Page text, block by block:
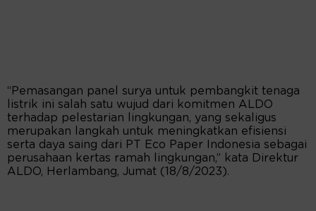
“Pemasangan panel surya untuk pembangkit tenaga
listrik ini salah satu wujud dari komitmen ALDO
terhadap pelestarian lingkungan, yang sekaligus
merupakan langkah untuk meningkatkan efisiensi
serta daya saing dari PT Eco Paper Indonesia sebagai
perusahaan kertas ramah lingkungan,” kata Direktur
ALDO, Herlambang, Jumat (18/8/2023).